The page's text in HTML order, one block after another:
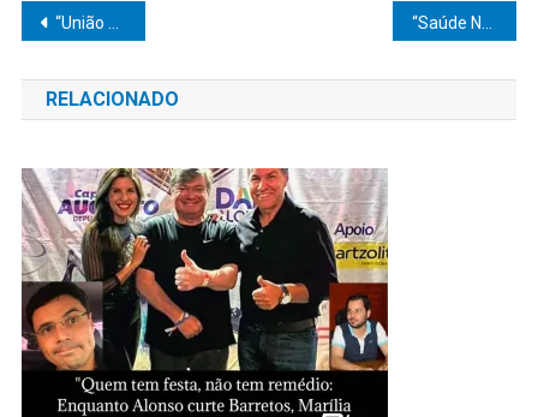
Navegação
de
Post
“União Que Planta Esperança: Associação Agrária e Ambiental de Marília-SP Luta Pelo Direito à Terra e Sustentabilidade!”
RELACIONADO